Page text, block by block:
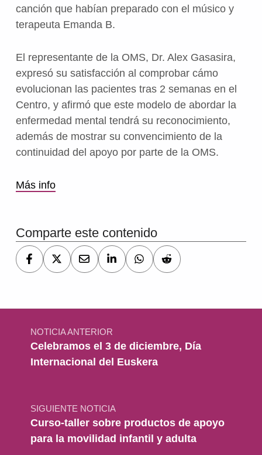
canción que habían preparado con el músico y
terapeuta Emanda B.
El representante de la OMS, Dr. Alex Gasasira,
expresó su satisfacción al comprobar cámo
evolucionan las pacientes tras 2 semanas en el
Centro, y afirmó que este modelo de abordar la
enfermedad mental tendrá su reconocimiento,
además de mostrar su convencimiento de la
continuidad del apoyo por parte de la OMS.
Más info
Volver a la navegación principal
Comparte este contenido
Navegación de entradas
NOTICIA ANTERIOR
Celebramos el 3 de diciembre, Día
Internacional del Euskera
SIGUIENTE NOTICIA
Curso-taller sobre productos de apoyo
para la movilidad infantil y adulta